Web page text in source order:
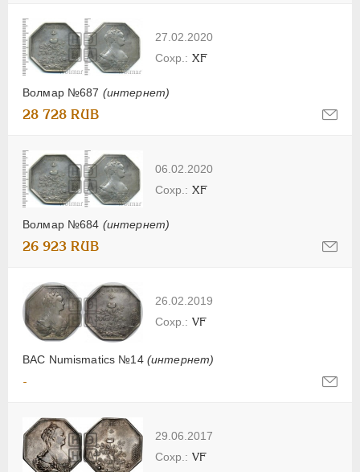
27.02.2020
Волмар №687 (интернет)
XF
28 728 RUB
06.02.2020
Волмар №684 (интернет)
XF
26 923 RUB
26.02.2019
BAC Numismatics №14 (интернет)
VF
-
29.06.2017
VF